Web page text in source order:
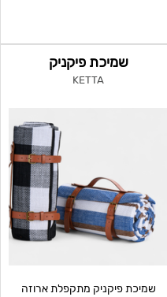
שמיכת פיקניק
KETTA
שמיכת פיקניק מתקפלת ארוזה